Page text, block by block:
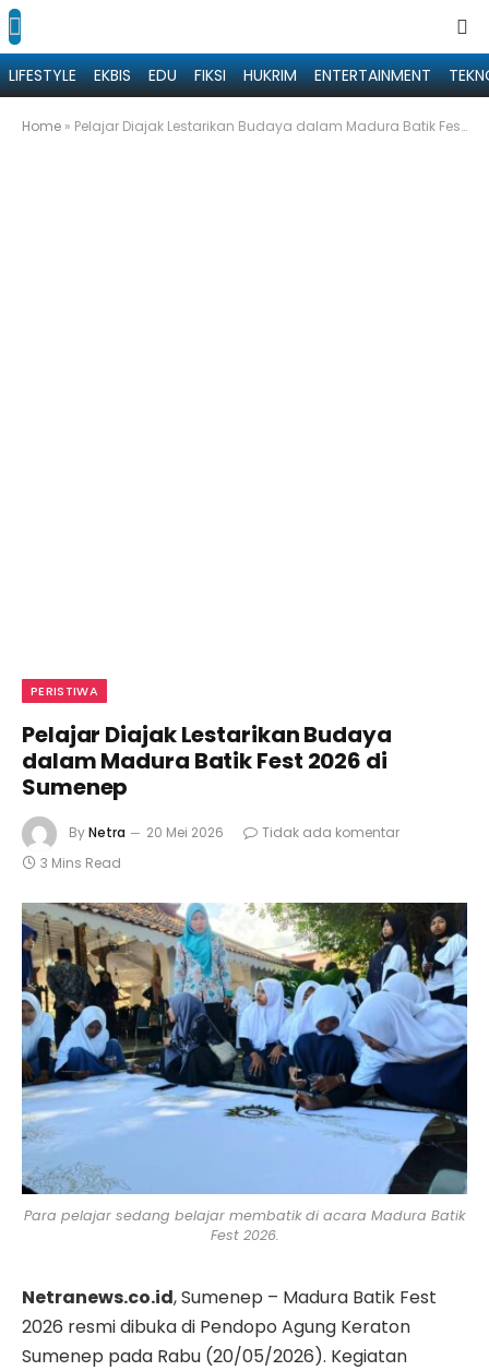
LIFESTYLE EKBIS EDU FIKSI HUKRIM ENTERTAINMENT
Home » Pelajar Diajak Lestarikan Budaya dalam Madura Batik Fest 2026 di Sumenep
PERISTIWA
Pelajar Diajak Lestarikan Budaya
dalam Madura Batik Fest 2026 di
Sumenep
ByNetra 20 Mei 2026
Tidak ada komentar
3 Mins Read
Para pelajar sedang belajar membatik di acara Madura Batik
Fest 2026.
Netranews.co.id, Sumenep – Madura Batik Fest
2026 resmi dibuka di Pendopo Agung Keraton
Sumenep pada Rabu (20/05/2026). Kegiatan